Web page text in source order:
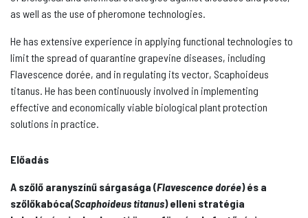
as well as the use of pheromone technologies.
He has extensive experience in applying functional technologies to
limit the spread of quarantine grapevine diseases, including
Flavescence dorée, and in regulating its vector, Scaphoideus
titanus. He has been continuously involved in implementing
effective and economically viable biological plant protection
solutions in practice.
Előadás
A szőlő aranyszínű sárgasága (Flavescence dorée) és a
szőlőkabóca(Scaphoideus titanus) elleni stratégia